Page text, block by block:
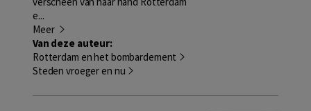
e...
Meer
Van deze auteur:
Rotterdam en het bombardement
Steden vroeger en nu